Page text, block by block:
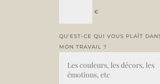
€
QU'EST-CE QUI VOUS PLAÎT
MON TRAVAIL ?